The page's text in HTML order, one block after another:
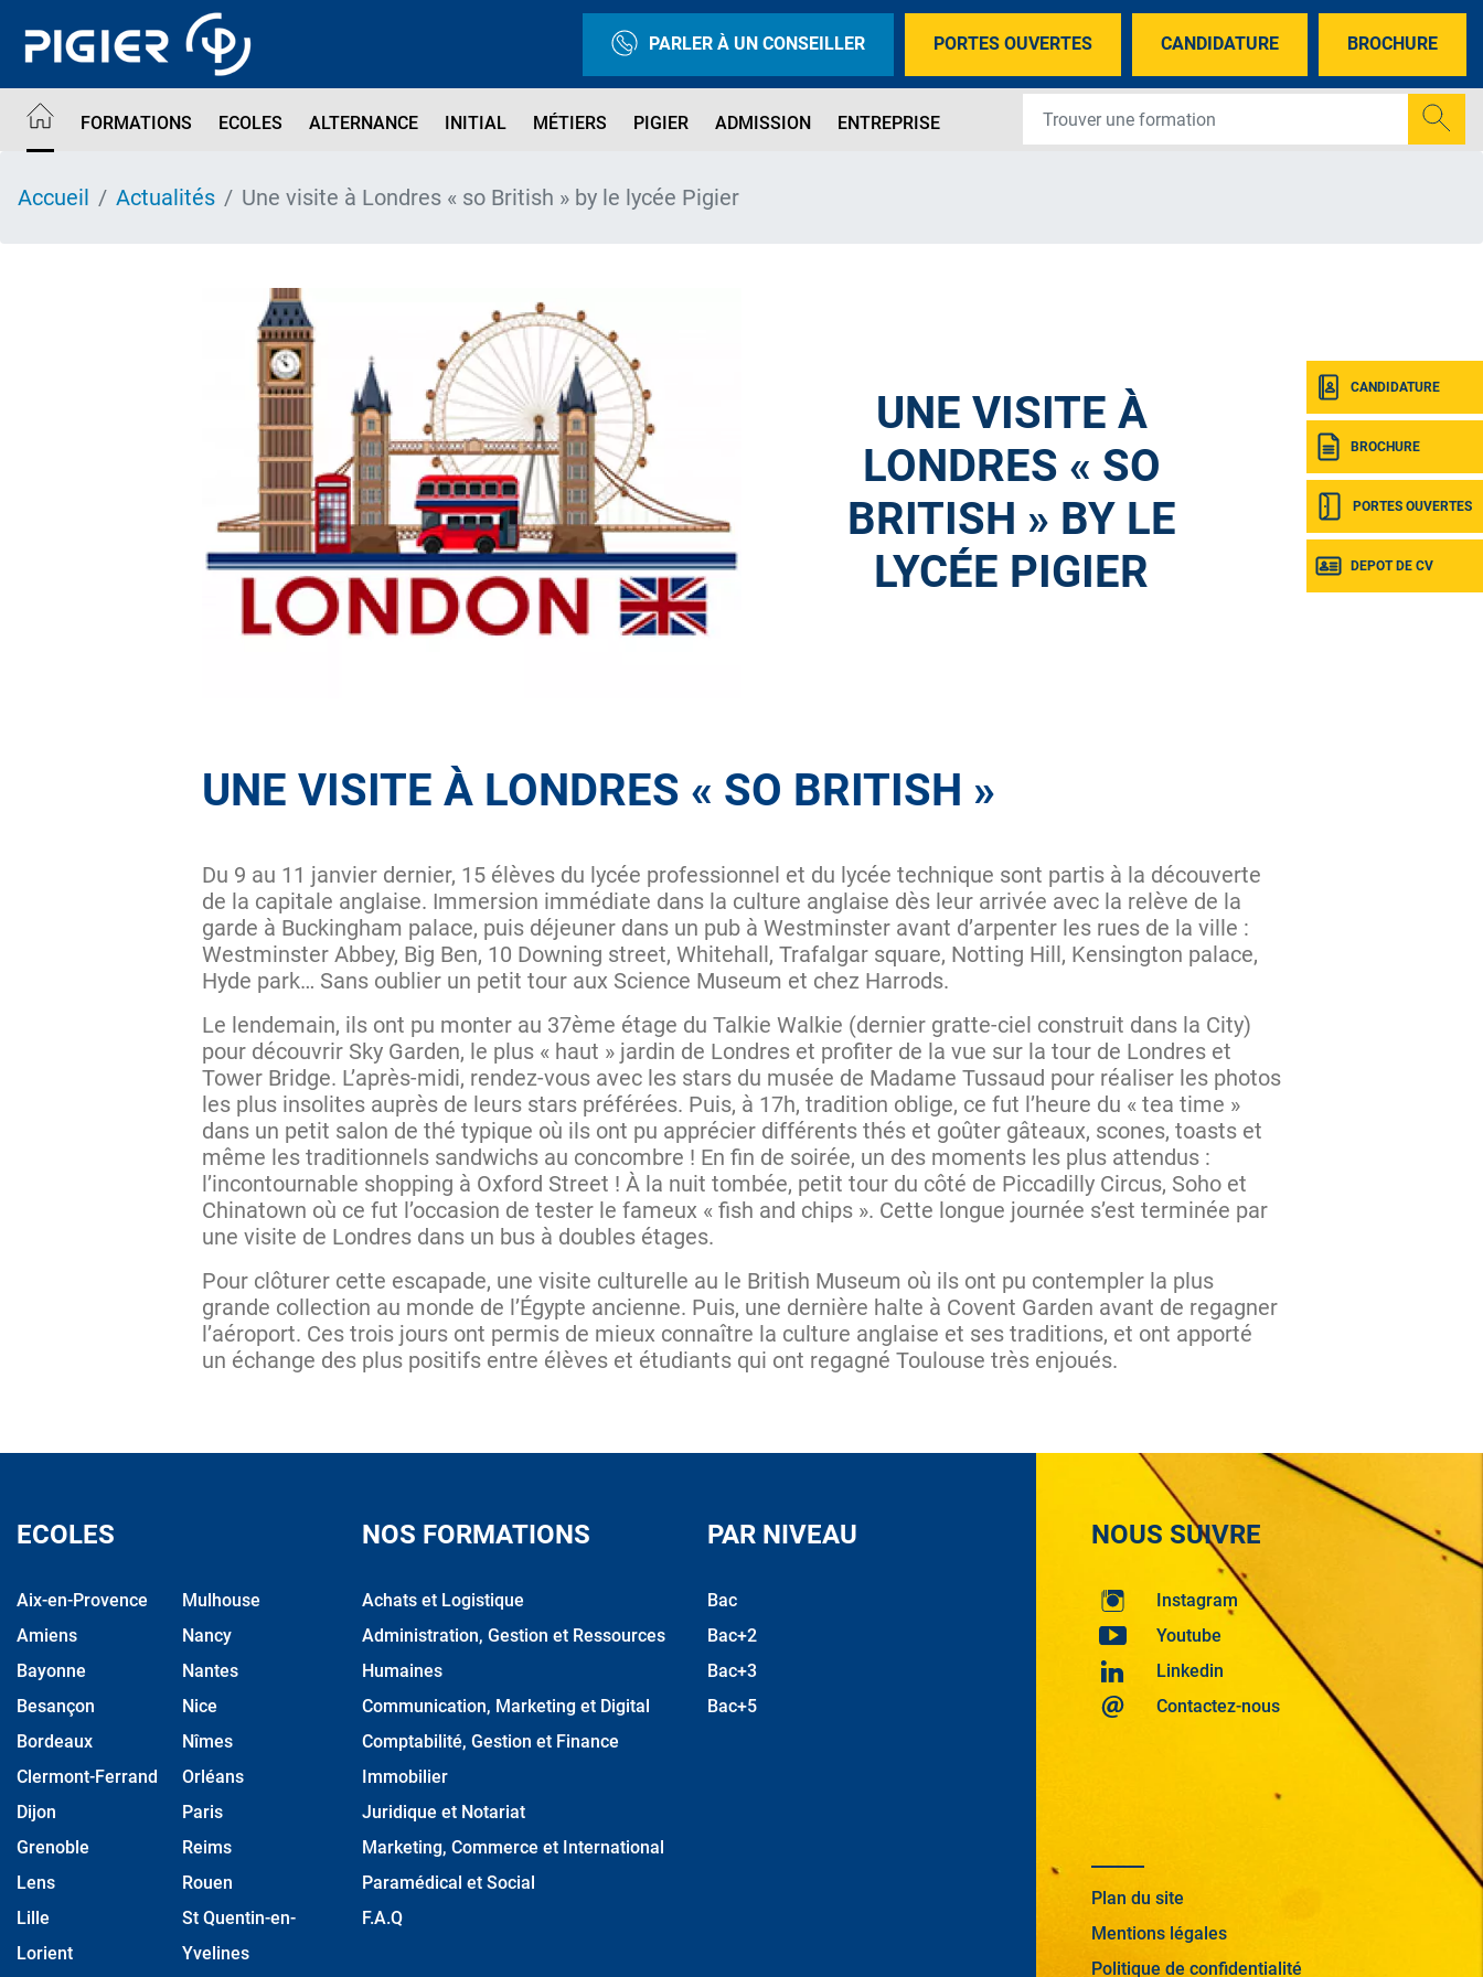
contenu
PARLER À UN CONSEILLER PORTES OUVERTES CANDIDATURE BROCHURE
FORMATIONS ECOLES ALTERNANCE INITIAL MÉTIERS PIGIER ADMISSION ENTREPRISE
CANDIDATURE
BROCHURE
PORTES OUVERTES
DEPOT DE CV
Accueil Actualités Une visite à Londres « so British » by le lycée Pigier
UNE VISITE À
LONDRES « SO
BRITISH » BY LE
LYCÉE PIGIER
UNE VISITE À LONDRES « SO BRITISH »
Du 9 au 11 janvier dernier, 15 élèves du lycée professionnel et du lycée technique sont partis à la découverte
de la capitale anglaise. Immersion immédiate dans la culture anglaise dès leur arrivée avec la relève de la
garde à Buckingham palace, puis déjeuner dans un pub à Westminster avant d’arpenter les rues de la ville :
Westminster Abbey, Big Ben, 10 Downing street, Whitehall, Trafalgar square, Notting Hill, Kensington palace,
Hyde park… Sans oublier un petit tour aux Science Museum et chez Harrods.
Le lendemain, ils ont pu monter au 37ème étage du Talkie Walkie (dernier gratte-ciel construit dans la City)
pour découvrir Sky Garden, le plus « haut » jardin de Londres et profiter de la vue sur la tour de Londres et
Tower Bridge. L’après-midi, rendez-vous avec les stars du musée de Madame Tussaud pour réaliser les photos
les plus insolites auprès de leurs stars préférées. Puis, à 17h, tradition oblige, ce fut l’heure du « tea time »
dans un petit salon de thé typique où ils ont pu apprécier différents thés et goûter gâteaux, scones, toasts et
même les traditionnels sandwichs au concombre ! En fin de soirée, un des moments les plus attendus :
l’incontournable shopping à Oxford Street ! À la nuit tombée, petit tour du côté de Piccadilly Circus, Soho et
Chinatown où ce fut l’occasion de tester le fameux « fish and chips ». Cette longue journée s’est terminée par
une visite de Londres dans un bus à doubles étages.
Pour clôturer cette escapade, une visite culturelle au le British Museum où ils ont pu contempler la plus
grande collection au monde de l’Égypte ancienne. Puis, une dernière halte à Covent Garden avant de regagner
l’aéroport. Ces trois jours ont permis de mieux connaître la culture anglaise et ses traditions, et ont apporté
un échange des plus positifs entre élèves et étudiants qui ont regagné Toulouse très enjoués.
ECOLES
Aix-en-Provence
Amiens
Bayonne
Besançon
Bordeaux
Clermont-Ferrand
Dijon
Grenoble
Lens
Lille
Lorient
Mulhouse
Nancy
Nantes
Nice
Nîmes
Orléans
Paris
Reims
Rouen
St Quentin-en-
Yvelines
NOS FORMATIONS
Achats et Logistique
Administration, Gestion et Ressources
Humaines
Communication, Marketing et Digital
Comptabilité, Gestion et Finance
Immobilier
Juridique et Notariat
Marketing, Commerce et International
Paramédical et Social
F.A.Q
PAR NIVEAU
Bac
Bac+2
Bac+3
Bac+5
NOUS SUIVRE
Instagram
Youtube
Linkedin
Contactez-nous
Plan du site
Mentions légales
Politique de confidentialité